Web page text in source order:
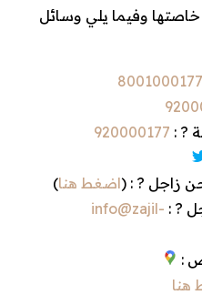
وفيما يلي وسائل
8001000177
? :
920000177
زاجل ? : (اضغط هنا)
? :
info@zajil-
:
هنا